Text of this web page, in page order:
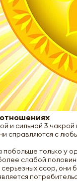
и сильной 3
справляются с
побольше только у
слабой
ссор, они